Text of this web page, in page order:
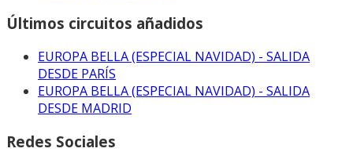
Últimos circuitos añadidos
EUROPA BELLA (ESPECIAL NAVIDAD) - SALIDA
DESDE PARÍS
EUROPA BELLA (ESPECIAL NAVIDAD) - SALIDA
DESDE MADRID
Redes Sociales